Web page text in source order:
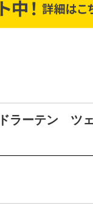
ラーテン ツ